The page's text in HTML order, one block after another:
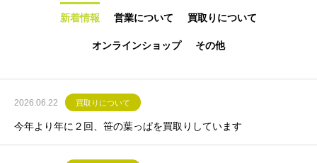
新着情報 営業について 買取りについて
オンラインショップ その他
2026.06.22 買取りについて
今年より年に２回、笹の葉っぱを買取りしています